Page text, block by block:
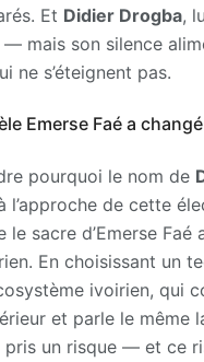
Et Didier Drogba,
mais son silence
ne s’éteignent pas.
Emerse Faé a changé
pourquoi le nom de
l’approche de cette
le sacre d’Emerse Faé
En choisissant un
ivoirien, qui
et parle le même
pris un risque — et ce